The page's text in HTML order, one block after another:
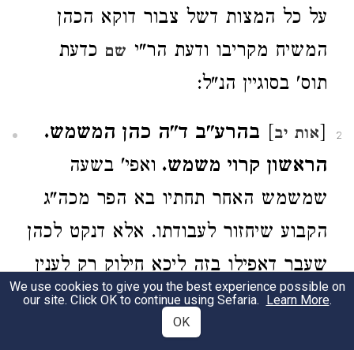
על כל המצות דשל צבור דוקא הכהן
המשיח מקריבו ודעת הר"י שם כדעת
תוס' בסוגיין הנ"ל:
2
[אות יב] בהרע"ב ד"ה כהן המשמש.
הראשון קרוי משמש. ואפי' בשעה
שמשמש האחר תחתיו בא הפר מכה"ג
הקבוע שיחזור לעבודתו. אלא דנקט לכהן
שעבר דאפילו בזה ליכא חילוק רק לענין
פר יה"כ ועשירית האיפה אבל לשארי
דברים שווים. תוס':
We use cookies to give you the best experience possible on
our site. Click OK to continue using Sefaria. Learn More.
OK